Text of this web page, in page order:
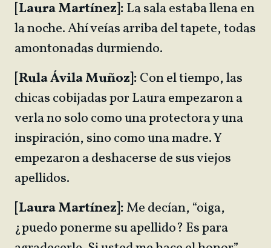
[Laura Martínez]:La sala estaba llena en
la noche. Ahí veías arriba del tapete, todas
amontonadas durmiendo.
[Rula Ávila Muñoz]:Con el tiempo, las
chicas cobijadas por Laura empezaron a
verla no solo como una protectora y una
inspiración, sino como una madre. Y
empezaron a deshacerse de sus viejos
apellidos.
[Laura Martínez]:Me decían, “oiga,
¿puedo ponerme su apellido? Es para